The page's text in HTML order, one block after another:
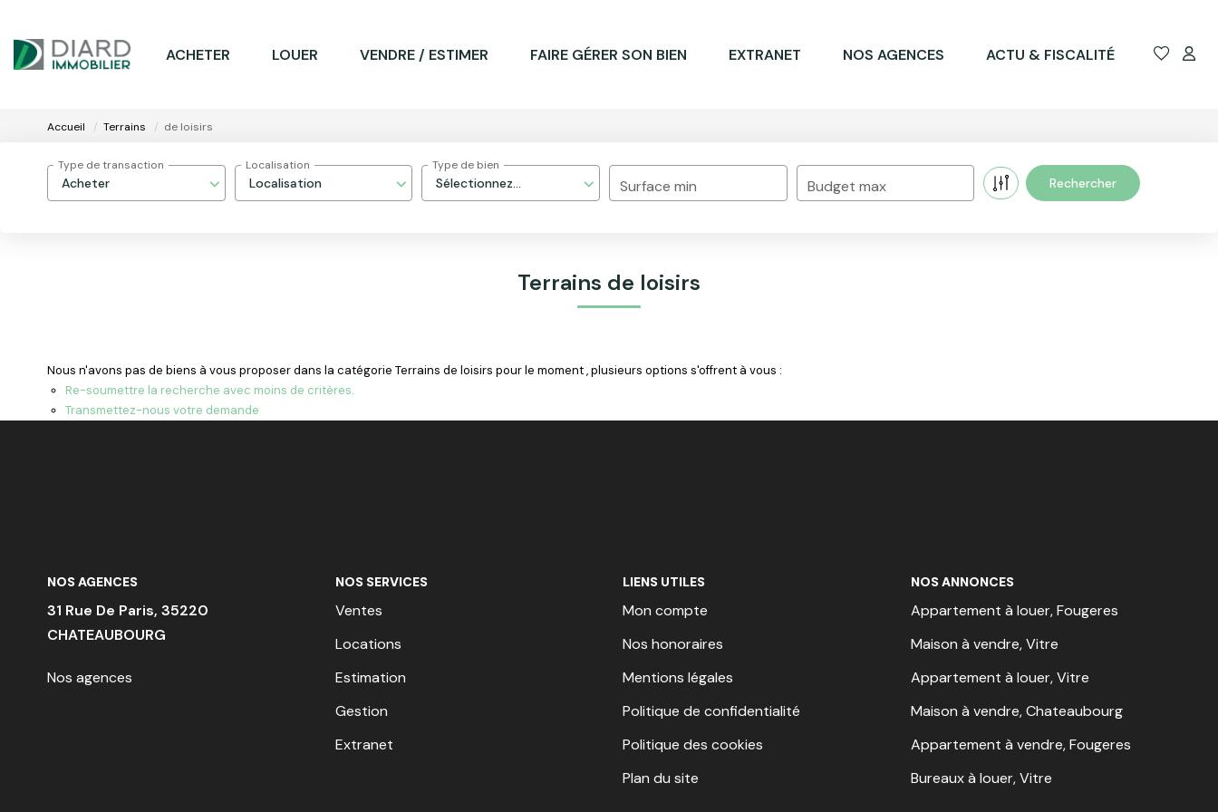
ACHETER LOUER VENDRE / ESTIMER FAIRE GÉRER SON BIEN EXTRANET NOS AGENCES ACTU & FISCALITÉ
Accueil Terrains de loisirs
Acheter
Type de transaction
Localisation
Localisation
Sélectionnez...
Type de bien
Surface min Budget max
Terrains de loisirs
Nous n'avons pas de biens à vous proposer dans la catégorie Terrains de loisirs pour le moment , plusieurs options s'offrent à vous :
Re-soumettre la recherche avec moins de critères.
Transmettez-nous votre demande
NOS AGENCES
31 Rue De Paris, 35220
CHATEAUBOURG
Nos agences
NOS SERVICES
Ventes
Locations
Estimation
Gestion
Extranet
LIENS UTILES
Mon compte
Nos honoraires
Mentions légales
Politique de confidentialité
Politique des cookies
Plan du site
NOS ANNONCES
Appartement à louer, Fougeres
Maison à vendre, Vitre
Appartement à louer, Vitre
Maison à vendre, Chateaubourg
Appartement à vendre, Fougeres
Bureaux à louer, Vitre